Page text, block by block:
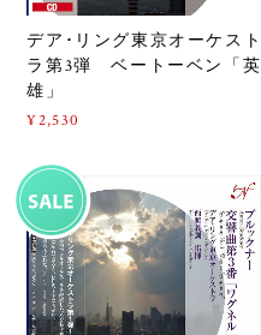
デア･リング東京オーケスト
ラ第3弾 ベートーベン「英
雄」
¥2,530